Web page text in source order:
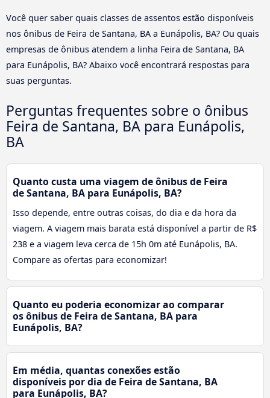
Você quer saber quais classes de assentos estão disponíveis
nos ônibus de Feira de Santana, BA a Eunápolis, BA? Ou quais
empresas de ônibus atendem a linha Feira de Santana, BA
para Eunápolis, BA? Abaixo você encontrará respostas para
suas perguntas.
Perguntas frequentes sobre o ônibus
Feira de Santana, BA para Eunápolis,
BA
Quanto custa uma viagem de ônibus de Feira
de Santana, BA para Eunápolis, BA?
Isso depende, entre outras coisas, do dia e da hora da
viagem. A viagem mais barata está disponível a partir de R$
238 e a viagem leva cerca de 15h 0m até Eunápolis, BA.
Compare as ofertas para economizar!
Quanto eu poderia economizar ao comparar
os ônibus de Feira de Santana, BA para
Eunápolis, BA?
Em média, quantas conexões estão
disponíveis por dia de Feira de Santana, BA
para Eunápolis, BA?